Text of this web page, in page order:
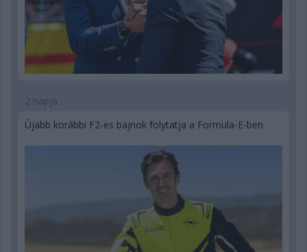
2 napja
Újabb korábbi F2-es bajnok folytatja a Formula-E-ben